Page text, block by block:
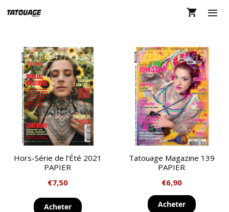
au
Hors-Série de l’Été 2021
PAPIER
€7,50
Acheter
Tatouage Magazine 139
PAPIER
€6,90
Acheter